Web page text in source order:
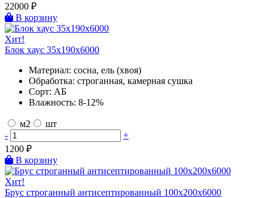
22000 ₽
В корзину
Хит!
Блок хаус 35х190х6000
Материал: сосна, ель (хвоя)
Обработка: строганная, камерная сушка
Сорт: АБ
Влажность: 8-12%
м2
шт
-
+
1200 ₽
В корзину
Хит!
Брус строганный антисептированный 100х200х6000